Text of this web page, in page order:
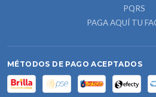
PQRS
PAGA AQUÍ TU
MÉTODOS DE PAGO ACEPTADOS